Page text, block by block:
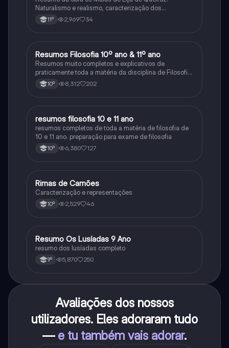
Naturalismo e realismo, caracterização dos
personagens e contexto histórico.
11º 2,969 34
Filosofia
Resumos Filosofia 10º ano & 11º ano
Resumos muito completos e explicativos de
praticamente toda a matéria da disciplina de Filosofia
10º 8,312 202
Filosofia
resumos filosofia 10 e 11 ano
resumos completos de toda a matéria de filosofia de
10 e 11 ano. preparação para exame de filosofia
10º 6,380 127
Português
Rimas de Camões
Caracterização e representações
10º 2,529 46
Português
Resumo Os Lusíadas 9 Ano
resumo dos lusíadas completo
9º 5,870 250
Avaliações dos nossos
utilizadores. Eles adoraram tudo
— e tu também vais adorar.